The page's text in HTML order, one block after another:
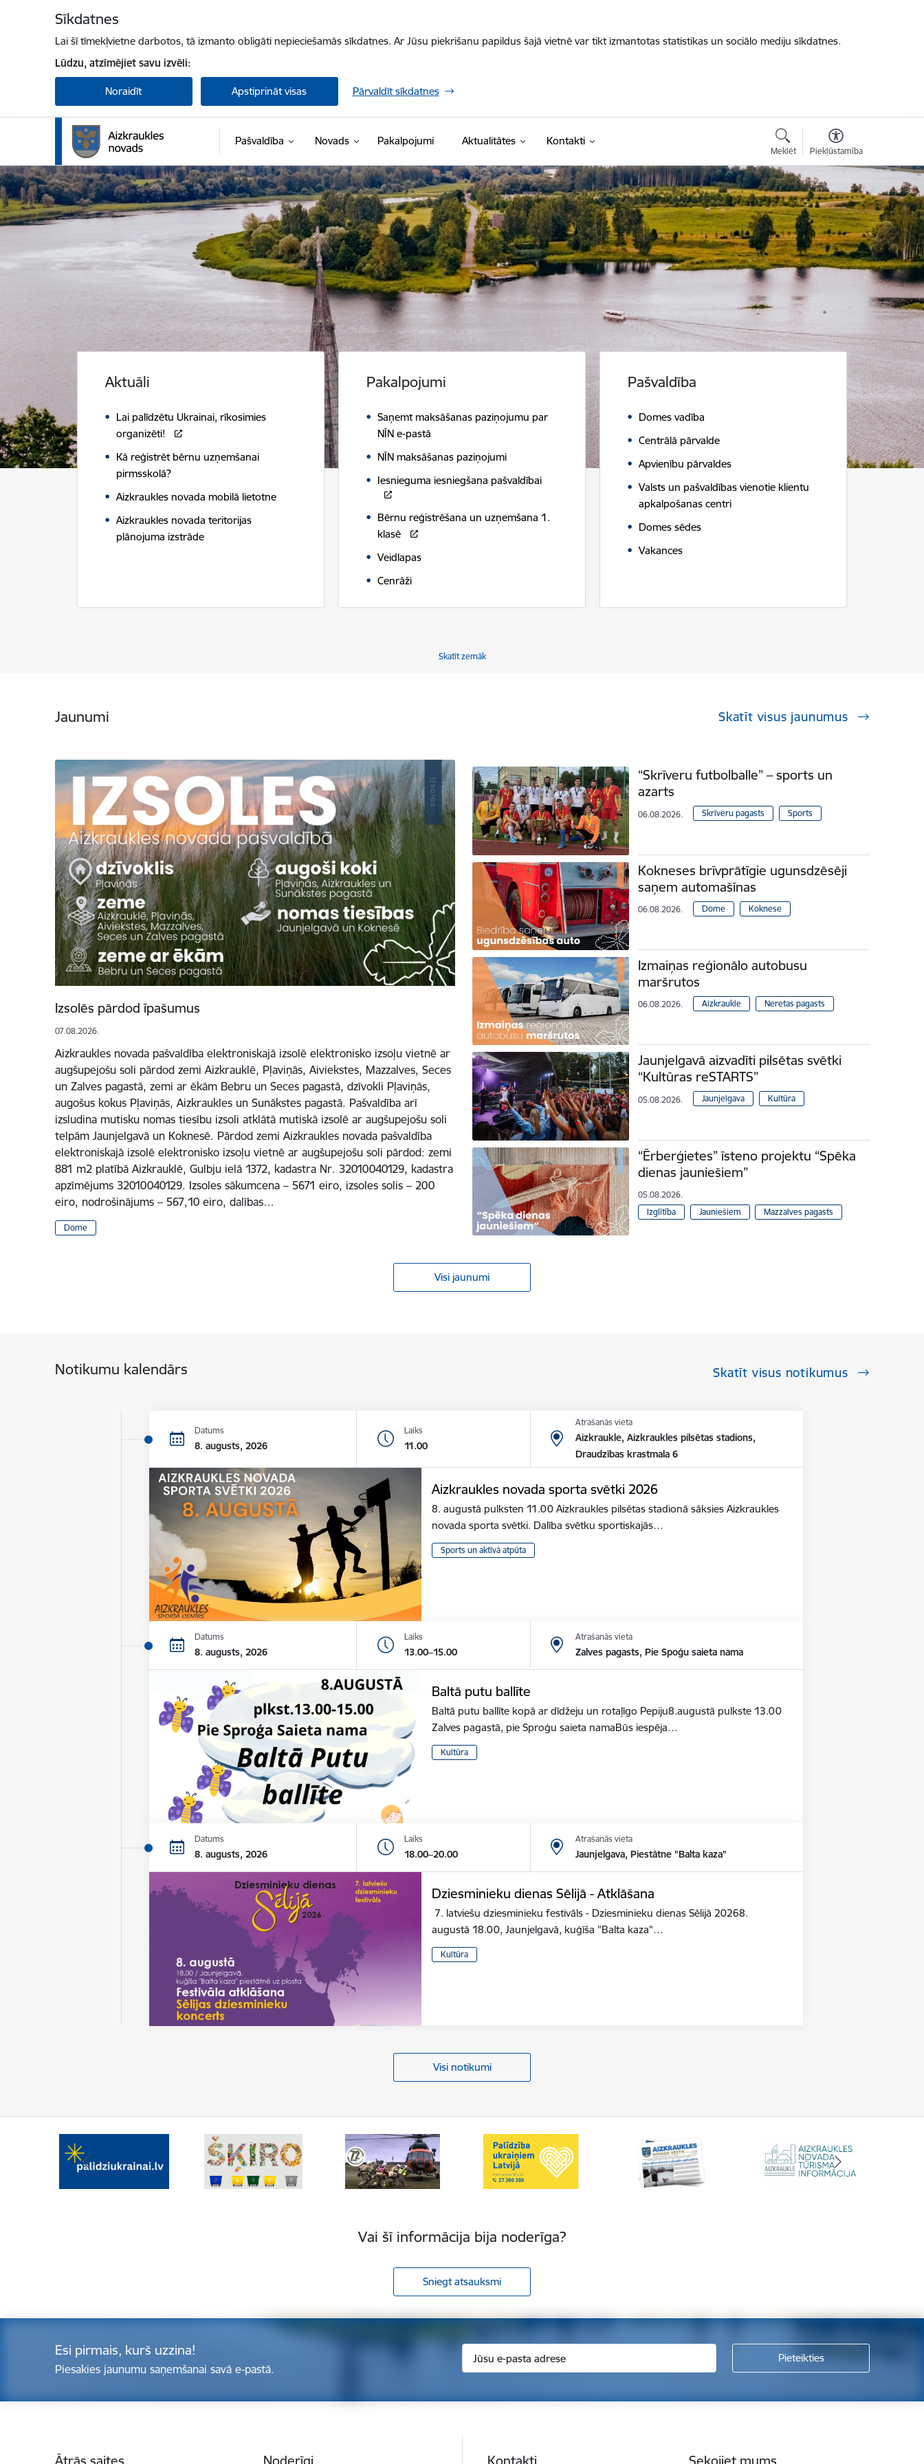
Sīkdatnes
Lai šī tīmekļvietne darbotos, tā izmanto obligāti nepieciešamās sīkdatnes. Ar Jūsu piekrišanu papildus šajā vietnē var tikt izmantotas statistikas un sociālo mediju sīkdatnes.
Lūdzu, atzīmējiet savu izvēli:
Noraidīt Apstiprināt visas Pārvaldīt sīkdatnes
Pašvaldība Novads Pakalpojumi Aktualitātes Kontakti
Meklēt Piekļūstamība
Aizkraukles novada pašvaldība
Aktuāli
Lai palīdzētu Ukrainai, rīkosimies
organizēti!
Kā reģistrēt bērnu uzņemšanai
pirmsskolā?
Aizkraukles novada mobilā lietotne
Aizkraukles novada teritorijas
plānojuma izstrāde
Pakalpojumi
Saņemt maksāšanas paziņojumu par
NĪN e-pastā
NĪN maksāšanas paziņojumi
Iesnieguma iesniegšana pašvaldībai
Bērnu reģistrēšana un uzņemšana 1.
klasē
Veidlapas
Cenrāži
Pašvaldība
Domes vadība
Centrālā pārvalde
Apvienību pārvaldes
Valsts un pašvaldības vienotie klientu
apkalpošanas centri
Domes sēdes
Vakances
Skatīt zemāk
Jaunumi Skatīt visus jaunumus
Izsolēs pārdod īpašumus
07.08.2026.
Aizkraukles novada pašvaldība elektroniskajā izsolē elektronisko izsoļu vietnē ar
augšupejošu soli pārdod zemi Aizkrauklē, Pļaviņās, Aiviekstes, Mazzalves, Seces
un Zalves pagastā, zemi ar ēkām Bebru un Seces pagastā, dzīvokli Pļaviņās,
augošus kokus Pļaviņās, Aizkraukles un Sunākstes pagastā. Pašvaldība arī
izsludina mutisku nomas tiesību izsoli atklātā mutiskā izsolē ar augšupejošu soli
telpām Jaunjelgavā un Koknesē. Pārdod zemi Aizkraukles novada pašvaldība
elektroniskajā izsolē elektronisko izsoļu vietnē ar augšupejošu soli pārdod: zemi
881 m2 platībā Aizkrauklē, Gulbju ielā 1372, kadastra Nr. 32010040129, kadastra
apzīmējums 32010040129. Izsoles sākumcena – 5671 eiro, izsoles solis – 200
eiro, nodrošinājums – 567,10 eiro, dalības…
Dome
“Skrīveru futbolballe” – sports un
azarts
06.08.2026. Skrīveru pagasts Sports
Kokneses brīvprātīgie ugunsdzēsēji
saņem automašīnas
06.08.2026. Dome Koknese
Izmaiņas reģionālo autobusu
maršrutos
06.08.2026. Aizkraukle Neretas pagasts
Jaunjelgavā aizvadīti pilsētas svētki
“Kultūras reSTARTS”
05.08.2026. Jaunjelgava Kultūra
“Ērberģietes” īsteno projektu “Spēka
dienas jauniešiem”
05.08.2026.
Izglītība
Jauniešiem Mazzalves pagasts
Visi jaunumi
Notikumu kalendārs Skatīt visus notikumus
Datums
8. augusts, 2026
Laiks
11.00
Atrašanās vieta
Aizkraukle, Aizkraukles pilsētas stadions,
Draudzības krastmala 6
Aizkraukles novada sporta svētki 2026
8. augustā pulksten 11.00 Aizkraukles pilsētas stadionā sāksies Aizkraukles
novada sporta svētki. Dalība svētku sportiskajās…
Sports un aktīvā atpūta
Datums
8. augusts, 2026
Laiks
13.00–15.00
Atrašanās vieta
Zalves pagasts, Pie Spoģu saieta nama
Baltā putu ballīte
Baltā putu ballīte kopā ar dīdžeju un rotaļīgo Pepiju8.augustā pulkste 13.00
Zalves pagastā, pie Sproģu saieta namaBūs iespēja…
Kultūra
Datums
8. augusts, 2026
Laiks
18.00–20.00
Atrašanās vieta
Jaunjelgava, Piestātne "Balta kaza"
Dziesminieku dienas Sēlijā - Atklāšana
7. latviešu dziesminieku festivāls - ​Dziesminieku dienas Sēlijā 20268.
augustā 18.00, Jaunjelgavā, kuģīša "Balta kaza"…
Kultūra
Visi notikumi
Vai šī informācija bija noderīga?
Sniegt atsauksmi
Esi pirmais, kurš uzzina!
Piesakies jaunumu saņemšanai savā e-pastā.
Ātrās saites Noderīgi Kontakti Sekojiet mums